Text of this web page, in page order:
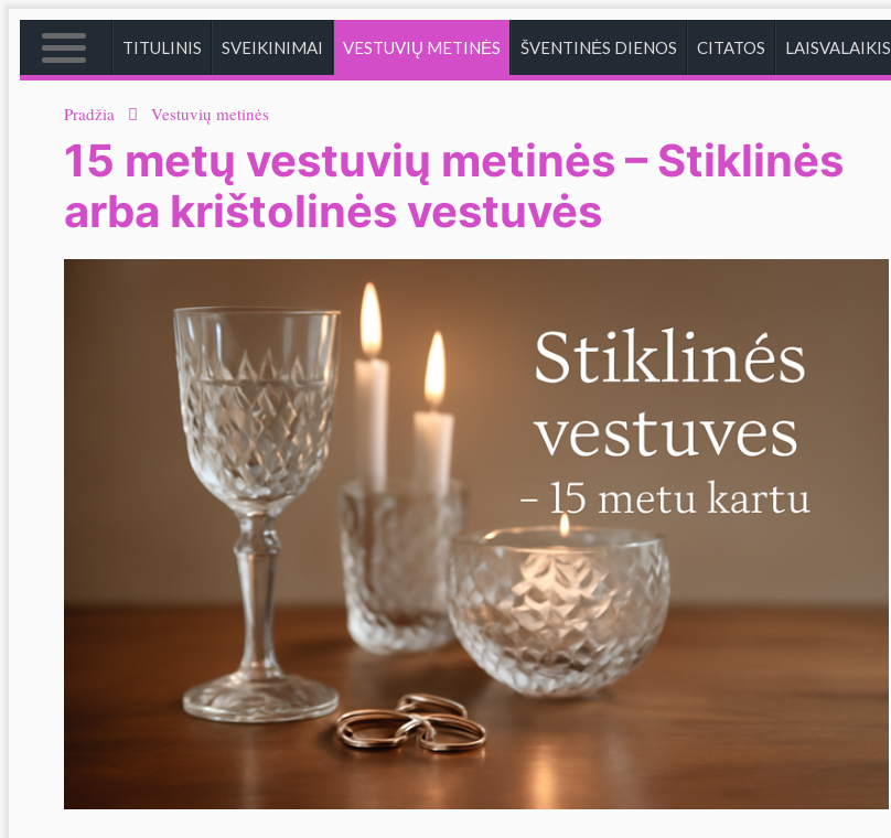
TITULINIS SVEIKINIMAI VESTUVIŲ METINĖS ŠVENTINĖS DIENOS CITATOS LAISVALAIKIS
Pradžia Vestuvių metinės
15 metų vestuvių metinės – Stiklinės
arba krištolinės vestuvės